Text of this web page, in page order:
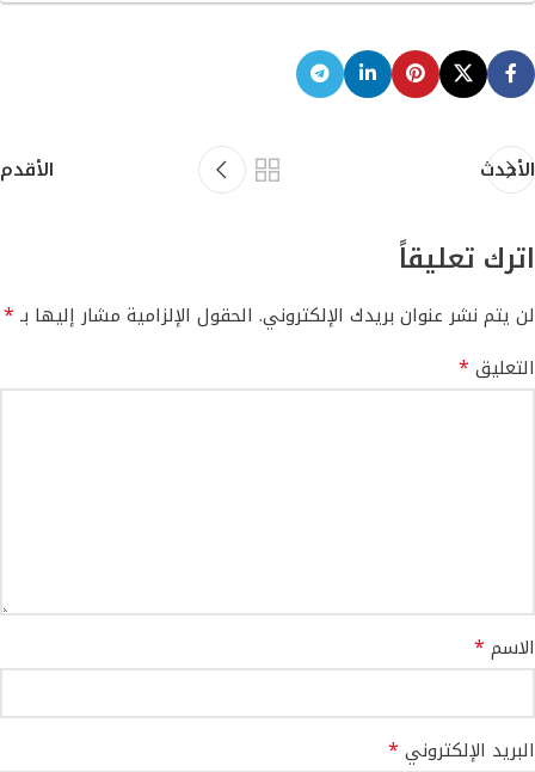
الأحدث الأقدم
اترك تعليقاً
لن يتم نشر عنوان بريدك الإلكتروني. الحقول الإلزامية مشار إليها بـ *
التعليق *
الاسم *
البريد الإلكتروني *